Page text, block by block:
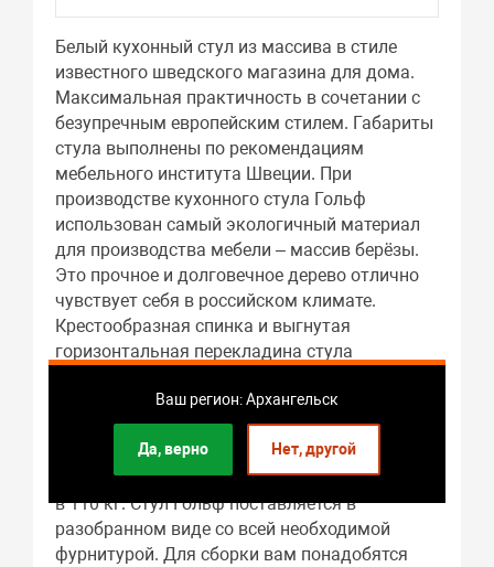
Ваш регион: Архангельск
Да, верно Нет, другой
Белый кухонный стул из массива в стиле
известного шведского магазина для дома.
Максимальная практичность в сочетании с
безупречным европейским стилем. Габариты
стула выполнены по рекомендациям
мебельного института Швеции. При
производстве кухонного стула Гольф
использован самый экологичный материал
для производства мебели – массив берёзы.
Это прочное и долговечное дерево отлично
чувствует себя в российском климате.
Крестообразная спинка и выгнутая
горизонтальная перекладина стула
Гольф можно использовать не только в
обеденной зоне на кухне, но и в гостиной или
кабинете. Кухонный стул Гольф
Скандинавский протестирован под нагрузкой
в 110 кг. Стул Гольф поставляется в
разобранном виде со всей необходимой
фурнитурой. Для сборки вам понадобятся